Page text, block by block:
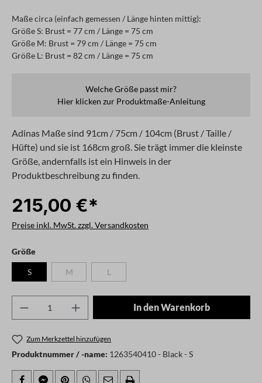
Maße circa (einfach gemessen / Länge hinten mittig):
Größe S: Brust = 77 cm / Länge = 75 cm
Größe M: Brust = 79 cm / Länge = 75 cm
Größe L: Brust = 82 cm / Länge = 75 cm
Welche Größe passt mir?
Hier klicken zur Produktmaße-Anleitung
Adinas Maße sind 91cm / 75cm / 104cm (Brust / Taille /
Hüfte) und sie ist 168cm groß. Sie trägt immer die kleinste
Größe, andernfalls ist ein Hinweis in der
Produktbeschreibung zu finden.
215,00 €*
Preise inkl. MwSt. zzgl. Versandkosten
Größeauswählen
S M(Diese Option ist zurzeit nicht verfügbar.)
L(Diese Option ist zurzeit nicht verfügbar.)
Produkt Anzahl: Gib den gewünschten
In den Warenkorb
Zum Merkzettel hinzufügen
Produktnummer / -name: 1263540410 - Black - S